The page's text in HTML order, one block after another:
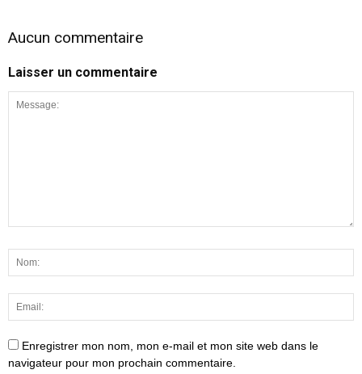
Aucun commentaire
Laisser un commentaire
Enregistrer mon nom, mon e-mail et mon site web dans le
navigateur pour mon prochain commentaire.